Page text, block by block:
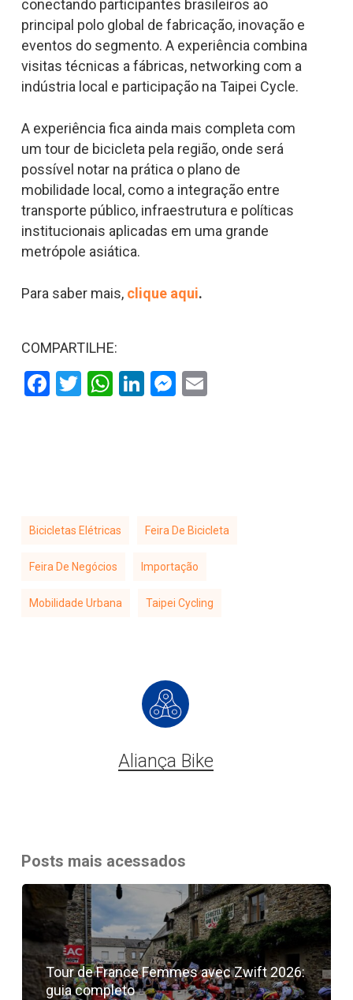
conectando participantes brasileiros ao
principal polo global de fabricação, inovação e
eventos do segmento. A experiência combina
visitas técnicas a fábricas, networking com a
indústria local e participação na Taipei Cycle.
A experiência fica ainda mais completa com
um tour de bicicleta pela região, onde será
possível notar na prática o plano de
mobilidade local, como a integração entre
transporte público, infraestrutura e políticas
institucionais aplicadas em uma grande
metrópole asiática.
Para saber mais, clique aqui.
COMPARTILHE:
Facebook
TwitterWhatsApp
LinkedIn
Messenger
Bicicletas Elétricas Feira De Bicicleta
Feira De Negócios Importação
Mobilidade Urbana Taipei Cycling
Aliança Bike
Posts mais acessados
Tour de France Femmes avec Zwift 2026:
guia completo